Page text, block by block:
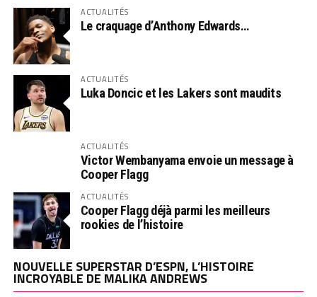
ACTUALITÉS
Le craquage d’Anthony Edwards…
ACTUALITÉS
Luka Doncic et les Lakers sont maudits
ACTUALITÉS
Victor Wembanyama envoie un message à
Cooper Flagg
ACTUALITÉS
Cooper Flagg déjà parmi les meilleurs
rookies de l’histoire
NOUVELLE SUPERSTAR D’ESPN, L’HISTOIRE
INCROYABLE DE MALIKA ANDREWS